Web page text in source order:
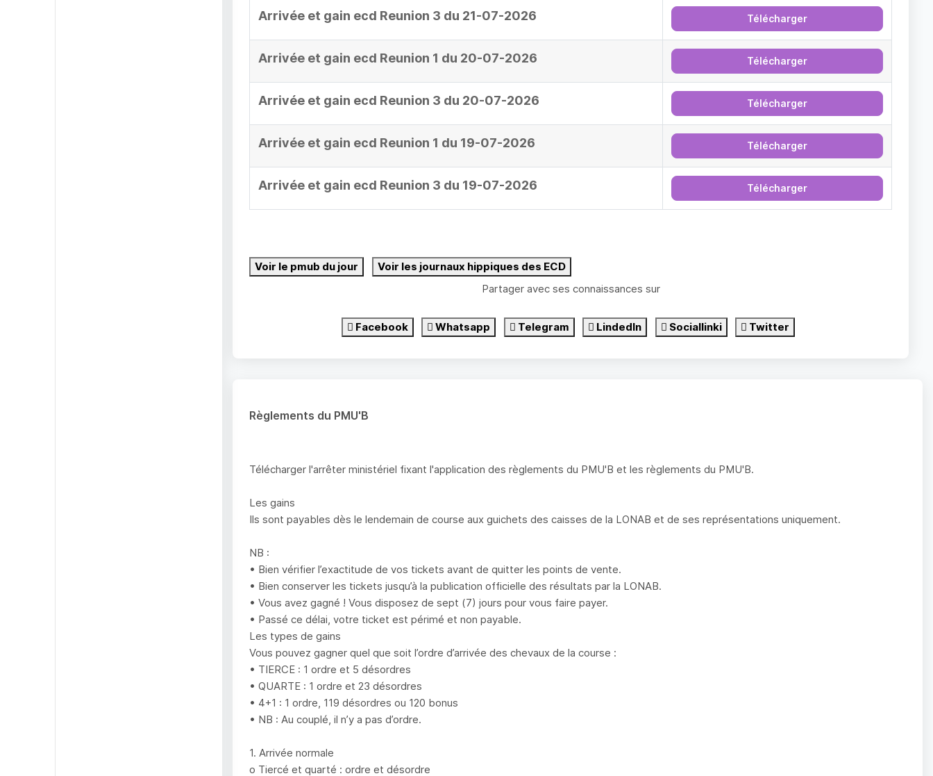
Arrivée et gain ecd Reunion 3 du 21-07-2026 Télécharger
Arrivée et gain ecd Reunion 1 du 20-07-2026 Télécharger
Arrivée et gain ecd Reunion 3 du 20-07-2026 Télécharger
Arrivée et gain ecd Reunion 1 du 19-07-2026 Télécharger
Arrivée et gain ecd Reunion 3 du 19-07-2026 Télécharger
Voir le pmub du jour
Voir les journaux hippiques des ECD
Partager avec ses connaissances sur
Facebook Whatsapp Telegram LindedIn Sociallinki Twitter
Règlements du PMU'B
Télécharger l'arrêter ministériel fixant l'application des règlements du PMU'B et les règlements du PMU'B.
Les gains
Ils sont payables dès le lendemain de course aux guichets des caisses de la LONAB et de ses représentations uniquement.
NB :
• Bien vérifier l’exactitude de vos tickets avant de quitter les points de vente.
• Bien conserver les tickets jusqu’à la publication officielle des résultats par la LONAB.
• Vous avez gagné ! Vous disposez de sept (7) jours pour vous faire payer.
• Passé ce délai, votre ticket est périmé et non payable.
Les types de gains
Vous pouvez gagner quel que soit l’ordre d’arrivée des chevaux de la course :
• TIERCE : 1 ordre et 5 désordres
• QUARTE : 1 ordre et 23 désordres
• 4+1 : 1 ordre, 119 désordres ou 120 bonus
• NB : Au couplé, il n’y a pas d’ordre.
1. Arrivée normale
o Tiercé et quarté : ordre et désordre